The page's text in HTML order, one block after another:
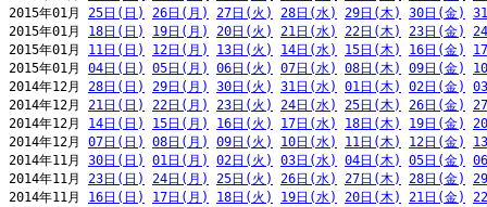
2015年01月 25日(日) 26日(月) 27日(火) 28日(水) 29日(木) 30日(金)
2015年01月 18日(日) 19日(月) 20日(火) 21日(水) 22日(木) 23日(金)
2015年01月 11日(日) 12日(月) 13日(火) 14日(水) 15日(木) 16日(金)
2015年01月 04日(日) 05日(月) 06日(火) 07日(水) 08日(木) 09日(金)
2014年12月 28日(日) 29日(月) 30日(火) 31日(水) 01日(木) 02日(金)
2014年12月 21日(日) 22日(月) 23日(火) 24日(水) 25日(木) 26日(金)
2014年12月 14日(日) 15日(月) 16日(火) 17日(水) 18日(木) 19日(金)
2014年12月 07日(日) 08日(月) 09日(火) 10日(水) 11日(木) 12日(金)
2014年11月 30日(日) 01日(月) 02日(火) 03日(水) 04日(木) 05日(金)
2014年11月 23日(日) 24日(月) 25日(火) 26日(水) 27日(木) 28日(金)
2014年11月 16日(日) 17日(月) 18日(火) 19日(水) 20日(木) 21日(金)